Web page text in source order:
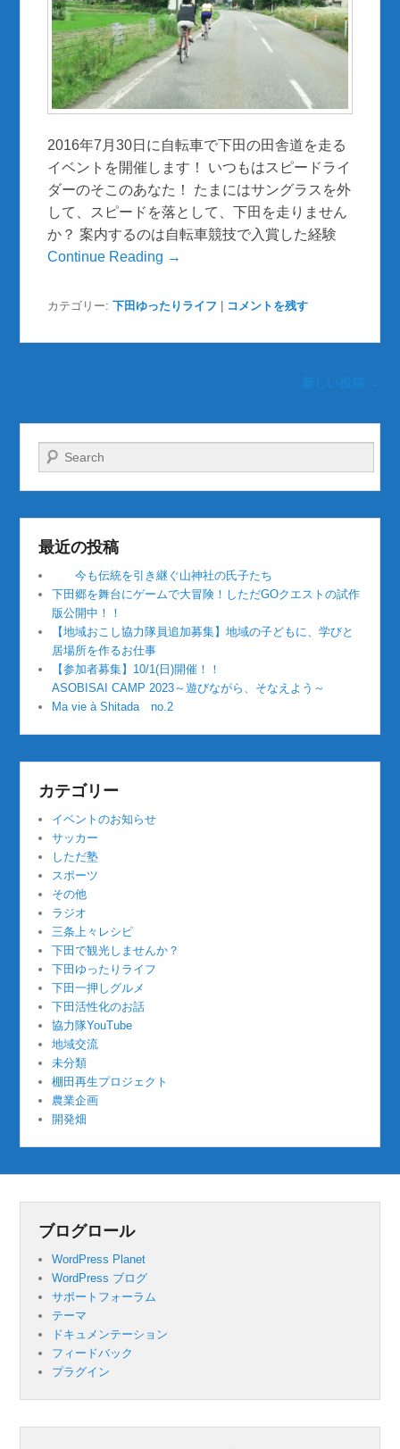
2016年7月30日に自転車で下田の田舎道を走る
イベントを開催します！ いつもはスピードライ
ダーのそこのあなた！ たまにはサングラスを外
して、スピードを落として、下田を走りません
か？ 案内するのは自転車競技で入賞した経験
Continue Reading →
カテゴリー: 下田ゆったりライフ コメントを残す
検索
最近の投稿
今も伝統を引き継ぐ山神社の氏子たち
下田郷を舞台にゲームで大冒険！しただGOクエストの試作
版公開中！！
【地域おこし協力隊員追加募集】地域の子どもに、学びと
居場所を作るお仕事
【参加者募集】10/1(日)開催！！
ASOBISAI CAMP 2023～遊びながら、そなえよう～
Ma vie à Shitada no.2
カテゴリー
イベントのお知らせ
サッカー
しただ塾
スポーツ
その他
ラジオ
三条上々レシピ
下田で観光しませんか？
下田ゆったりライフ
下田一押しグルメ
下田活性化のお話
協力隊YouTube
地域交流
未分類
棚田再生プロジェクト
農業企画
開発畑
ブログロール
WordPress Planet
WordPress ブログ
サポートフォーラム
テーマ
ドキュメンテーション
フィードバック
プラグイン